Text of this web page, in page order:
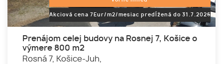
Akciová cena 7Eur/m2/mesiac predĺžená do 31.7.2026
Prenájom celej budovy na Rosnej 7, Košice o
výmere 800 m2
Rosná 7, Košice-Juh,